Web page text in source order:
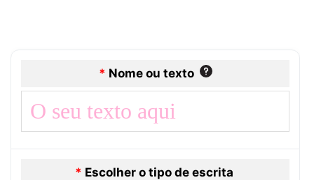
* Nome ou texto
* Escolher o tipo de escrita